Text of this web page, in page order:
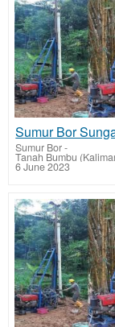
Sumur Bor-
6 June 2023